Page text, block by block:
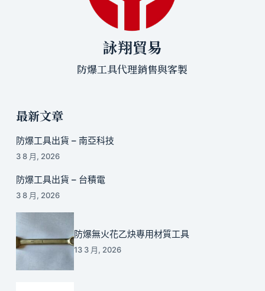
詠翔貿易
防爆工具代理銷售與客製
最新文章
防爆工具出貨 – 南亞科技
3 8 月, 2026
防爆工具出貨 – 台積電
3 8 月, 2026
防爆無火花乙炔專用材質工具
13 3 月, 2026